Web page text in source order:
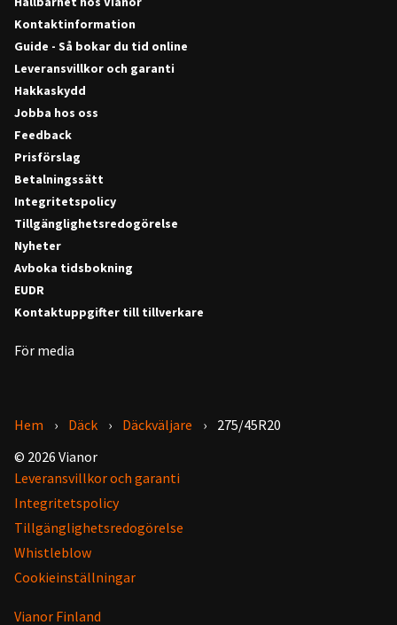
Kontaktinformation
Guide - Så bokar du tid online
Leveransvillkor och garanti
Hakkaskydd
Jobba hos oss
Feedback
Prisförslag
Betalningssätt
Integritetspolicy
Tillgänglighetsredogörelse
Nyheter
Avboka tidsbokning
EUDR
Kontaktuppgifter till tillverkare
För media
Hem Däck Däckväljare
275/45R20
© 2026 Vianor
Leveransvillkor och garanti
Integritetspolicy
Tillgänglighetsredogörelse
Whistleblow
Cookieinställningar
Vianor Finland